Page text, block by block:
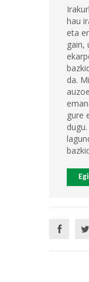
hau
eta
gain,
da.
gure